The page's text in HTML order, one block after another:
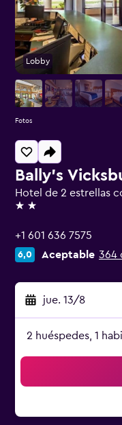
Bally's
Hotel de 2 estrellas
2 estrellas
+1 601 636 7575
6,0 Aceptable 364
jue. 13/8
2 huéspedes, 1
Lobby
Fotos